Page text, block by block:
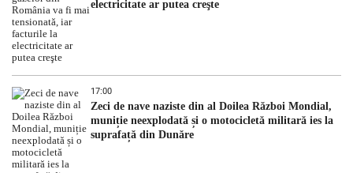
electricitate ar putea creşte
17:00
Zeci de nave naziste din al Doilea Război Mondial,
muniție neexplodată și o motocicletă militară ies la
suprafață din Dunăre